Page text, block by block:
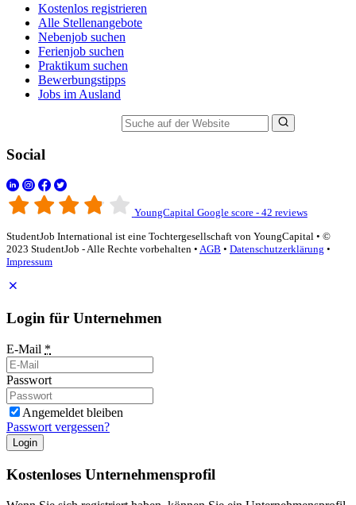
Kostenlos registrieren
Alle Stellenangebote
Nebenjob suchen
Ferienjob suchen
Praktikum suchen
Bewerbungstipps
Jobs im Ausland
Social
YoungCapital Google score - 42 reviews
StudentJob International ist eine Tochtergesellschaft von YoungCapital • ©
2023 StudentJob - Alle Rechte vorbehalten • AGB • Datenschutzerklärung •
Impressum
Login für Unternehmen
E-Mail *
Passwort
Angemeldet bleiben
Passwort vergessen?
Login
Kostenloses Unternehmensprofil